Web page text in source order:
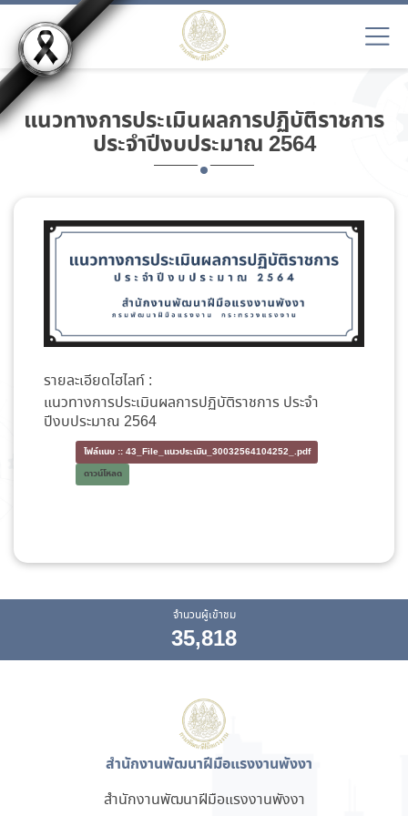
แนวทางการประเมินผลการปฏิบัติราชการ
ประจำปีงบประมาณ 2564
รายละเอียดไฮไลท์ :
แนวทางการประเมินผลการปฏิบัติราชการ ประจำ
ปีงบประมาณ 2564
ไฟล์แนบ ::43_File_แนวประเมิน_30032564104252_.pdf
ดาวน์โหลด
จำนวนผู้เข้าชม
35,818
สำนักงานพัฒนาฝีมือแรงงานพังงา
สำนักงานพัฒนาฝีมือแรงงานพังงา